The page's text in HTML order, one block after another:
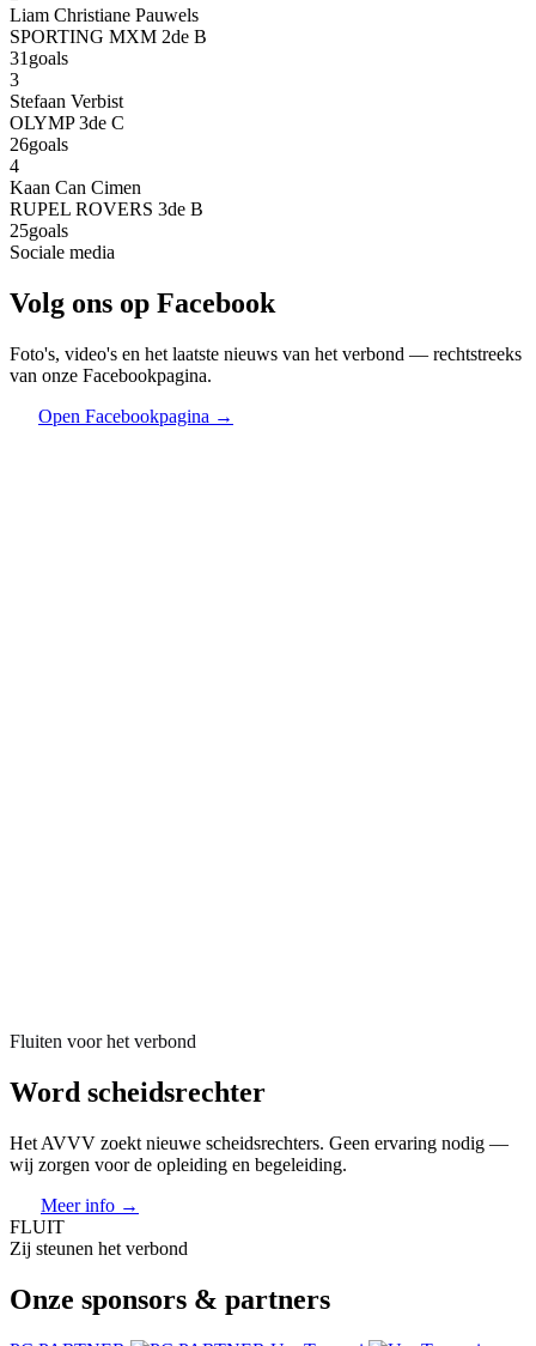
Liam Christiane Pauwels
SPORTING MXM 2de B
31 goals
3
Stefaan Verbist
OLYMP3de C
26goals
4
Kaan Can Cimen
RUPEL ROVERS 3de B
25goals
Sociale media
Volg ons op Facebook
Foto's, video's en het laatste nieuws van het verbond — rechtstreeks
van onze Facebookpagina.
Open Facebookpagina →
Fluiten voor het verbond
Word scheidsrechter
Het AVVV zoekt nieuwe scheidsrechters. Geen ervaring nodig —
wij zorgen voor de opleiding en begeleiding.
Meer info →
FLUIT
Zij steunen het verbond
Onze sponsors & partners